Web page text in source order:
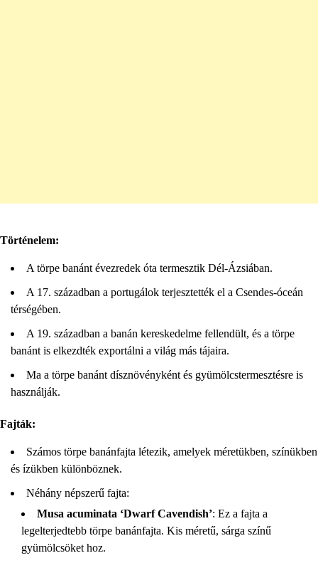
Történelem:
A törpe banánt évezredek óta termesztik Dél-Ázsiában.
A 17. században a portugálok terjesztették el a Csendes-óceán
térségében.
A 19. században a banán kereskedelme fellendült, és a törpe
banánt is elkezdték exportálni a világ más tájaira.
Ma a törpe banánt dísznövényként és gyümölcstermesztésre is
használják.
Fajták:
Számos törpe banánfajta létezik, amelyek méretükben, színükben
és ízükben különböznek.
Néhány népszerű fajta:
Musa acuminata ‘Dwarf Cavendish’: Ez a fajta a
legelterjedtebb törpe banánfajta. Kis méretű, sárga színű
gyümölcsöket hoz.